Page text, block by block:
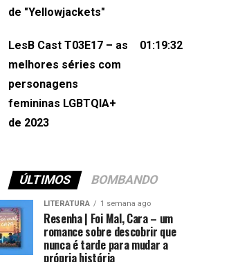
(⁠⁠⁠⁠⁠⁠@KarolenPassos⁠⁠⁠⁠⁠⁠)Participação de
Pollyelly FlorêncioEdição de Naiady
Machado
de "Yellowjackets"
LesB Cast T03E17 – as
melhores séries com
personagens
femininas LGBTQIA+
de 2023
01:19:32
ÚLTIMOS BOMBANDO
LITERATURA 1 semana ago
Resenha | Foi Mal, Cara – um
romance sobre descobrir que
nunca é tarde para mudar a
própria história